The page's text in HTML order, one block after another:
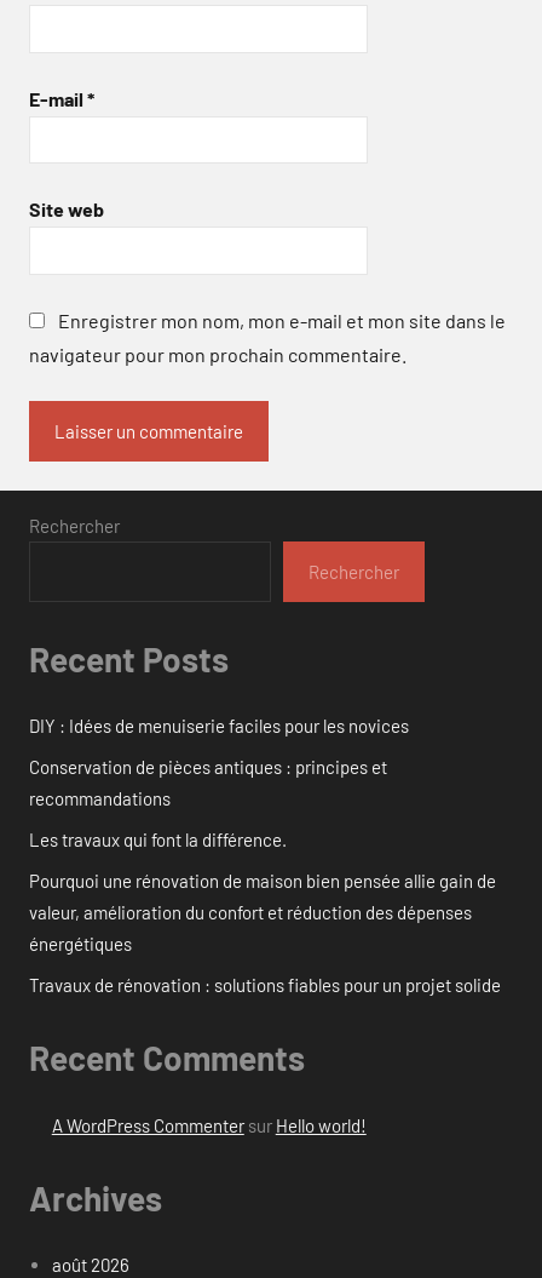
E-mail *
Site web
Enregistrer mon nom, mon e-mail et mon site dans le
navigateur pour mon prochain commentaire.
Rechercher
Rechercher
Recent Posts
DIY : Idées de menuiserie faciles pour les novices
Conservation de pièces antiques : principes et
recommandations
Les travaux qui font la différence.
Pourquoi une rénovation de maison bien pensée allie gain de
valeur, amélioration du confort et réduction des dépenses
énergétiques
Travaux de rénovation : solutions fiables pour un projet solide
Recent Comments
A WordPress Commentersur Hello world!
Archives
août 2026